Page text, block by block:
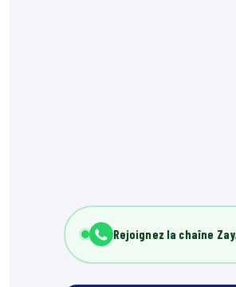
Rejoignez la chaîne